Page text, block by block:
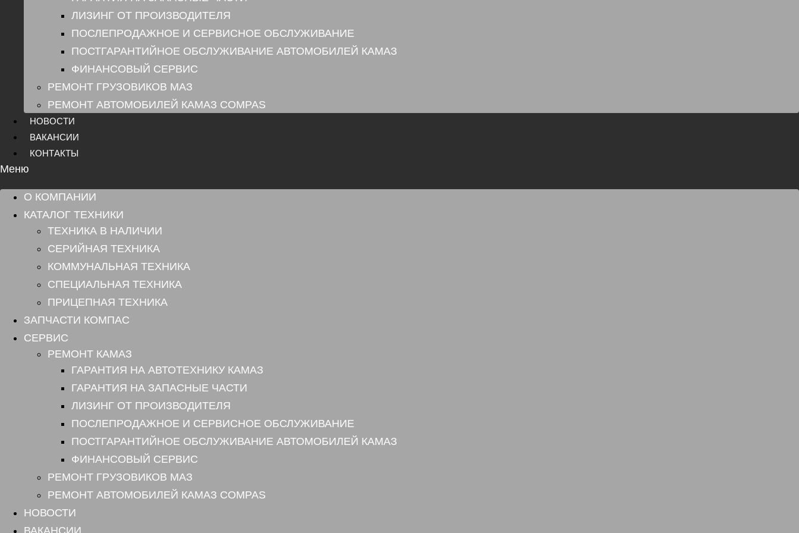
ЛИЗИНГ ОТ ПРОИЗВОДИТЕЛЯ
ПОСЛЕПРОДАЖНОЕ И СЕРВИСНОЕ ОБСЛУЖИВАНИЕ
ПОСТГАРАНТИЙНОЕ ОБСЛУЖИВАНИЕ АВТОМОБИЛЕЙ КАМАЗ
ФИНАНСОВЫЙ СЕРВИС
РЕМОНТ ГРУЗОВИКОВ МАЗ
РЕМОНТ АВТОМОБИЛЕЙ КАМАЗ COMPAS
НОВОСТИ
ВАКАНСИИ
КОНТАКТЫ
Меню
О КОМПАНИИ
КАТАЛОГ ТЕХНИКИ
ТЕХНИКА В НАЛИЧИИ
СЕРИЙНАЯ ТЕХНИКА
КОММУНАЛЬНАЯ ТЕХНИКА
СПЕЦИАЛЬНАЯ ТЕХНИКА
ПРИЦЕПНАЯ ТЕХНИКА
ЗАПЧАСТИ КОМПАС
СЕРВИС
РЕМОНТ КАМАЗ
ГАРАНТИЯ НА АВТОТЕХНИКУ КАМАЗ
ГАРАНТИЯ НА ЗАПАСНЫЕ ЧАСТИ
ЛИЗИНГ ОТ ПРОИЗВОДИТЕЛЯ
ПОСЛЕПРОДАЖНОЕ И СЕРВИСНОЕ ОБСЛУЖИВАНИЕ
ПОСТГАРАНТИЙНОЕ ОБСЛУЖИВАНИЕ АВТОМОБИЛЕЙ КАМАЗ
ФИНАНСОВЫЙ СЕРВИС
РЕМОНТ ГРУЗОВИКОВ МАЗ
РЕМОНТ АВТОМОБИЛЕЙ КАМАЗ COMPAS
НОВОСТИ